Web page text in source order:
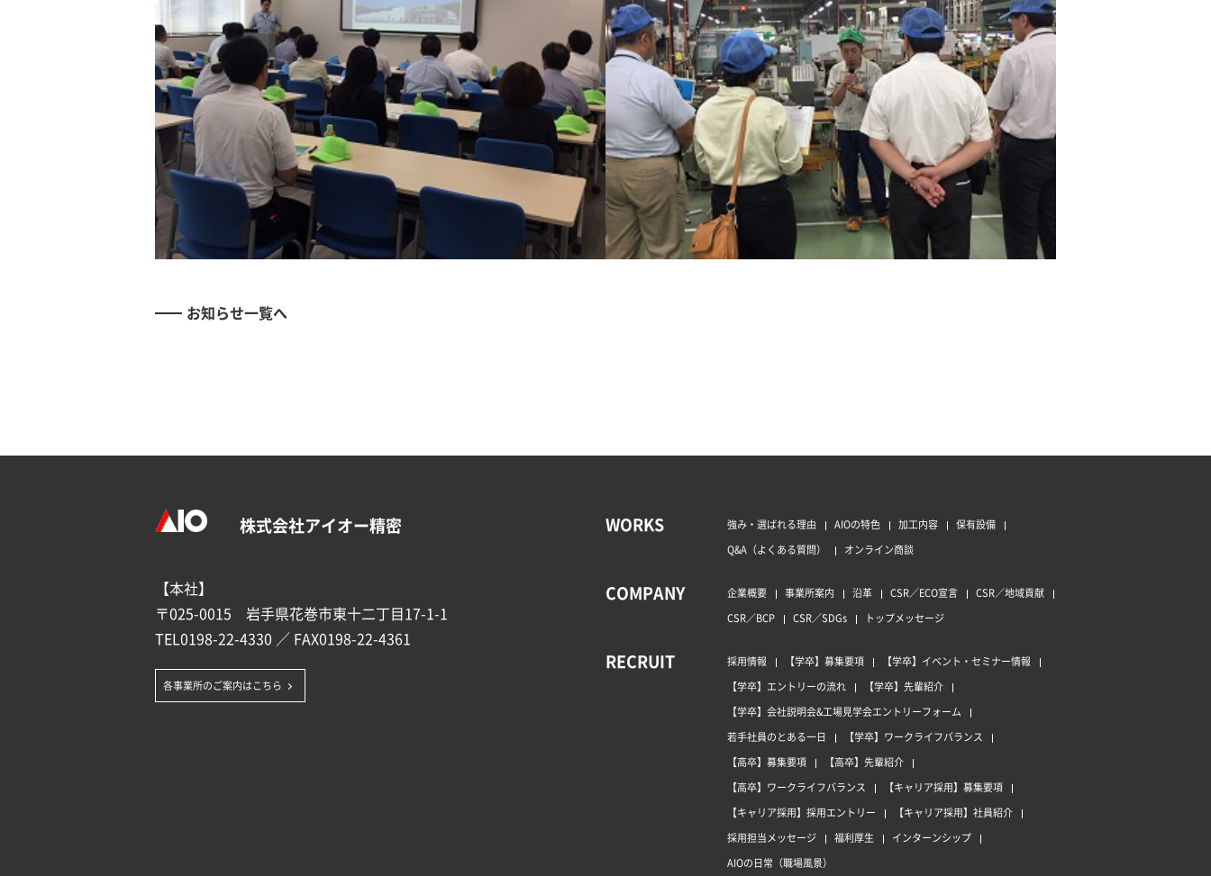
お知らせ一覧へ
株式会社アイオー精密
【本社】
〒025-0015 岩手県花巻市東十二丁目17-1-1
TEL0198-22-4330 ／ FAX0198-22-4361
各事業所のご案内はこちら
WORKS 強み・選ばれる理由 AIOの特色 加工内容
保有設備
Q&A（よくある質問）
オンライン商談
COMPANY 企業概要 事業所案内 沿革 CSR／ECO宣言
CSR／地域貢献
CSR／BCP
CSR／SDGs トップメッセージ
RECRUIT 採用情報 【学卒】募集要項
【学卒】イベント・セミナー情報
【学卒】エントリーの流れ
【学卒】先輩紹介
【学卒】会社説明会&工場見学会エントリーフォーム
若手社員のとある一日
【学卒】ワークライフバランス
【高卒】募集要項
【高卒】先輩紹介
【高卒】ワークライフバランス
【キャリア採用】募集要項
【キャリア採用】採用エントリー
【キャリア採用】社員紹介
採用担当メッセージ
福利厚生
インターンシップ
AIOの日常（職場風景）